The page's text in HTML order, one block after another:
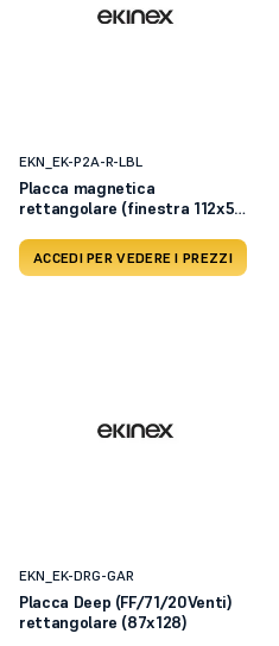
EKN_EK-P2A-R-LBL
Placca magnetica
rettangolare (finestra 112x52
ACCEDI PER VEDERE I PREZZI
EKN_EK-DRG-GAR
Placca Deep (FF/71/20Venti)
rettangolare (87x128)